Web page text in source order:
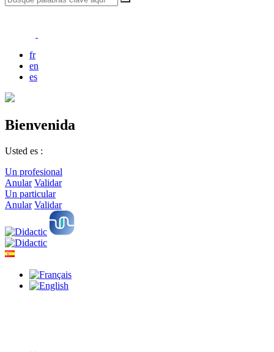
fr
en
es
Bienvenida
Usted es :
Un profesional
Anular Validar
Un particular
Anular Validar